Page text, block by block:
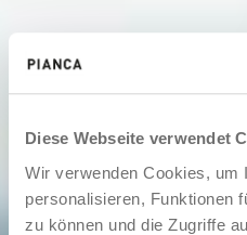
Diese Webseite verwendet
Wir verwenden Cookies, um
personalisieren, Funktionen
zu können und die Zugriffe